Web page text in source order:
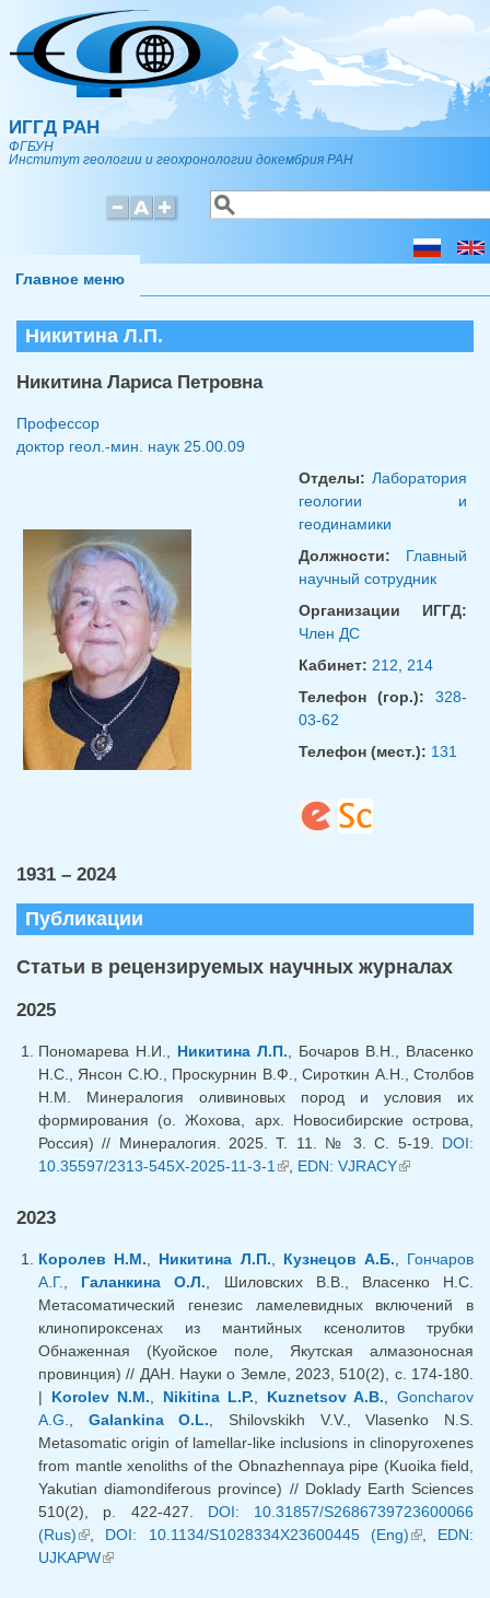
Перейти к основному содержанию
ИГГД РАН
ФГБУН
Институт геологии и геохронологии докембрия РАН
Форма поиска
Поиск
Главное меню
Никитина Л.П.
Никитина Лариса Петровна
Профессор
доктор геол.-мин. наук 25.00.09
Отделы: Лаборатория
геологии и
геодинамики
Должности: Главный
научный сотрудник
Организации ИГГД:
Член ДС
Кабинет: 212
214
Телефон (гор.): 328-
03-62
Телефон (мест.): 131
1931 – 2024
Публикации
Статьи в рецензируемых научных журналах
2025
Пономарева Н.И., Никитина Л.П. , Бочаров В.Н., Власенко
Н.С., Янсон С.Ю., Проскурнин В.Ф., Сироткин А.Н., Столбов
Н.М. Минералогия оливиновых пород и условия их
формирования (о. Жохова, арх. Новосибирские острова,
Россия) // Минералогия. 2025. Т. 11. № 3. С. 5-19. DOI:
10.35597/2313-545X-2025-11-3-1 (внешняя ссылка)
EDN: VJRACY(внешняя
2023
Королев Н.М. Никитина Л.П. Кузнецов А.Б.
Гончаров
А.Г.
Галанкина О.Л. , Шиловских В.В., Власенко Н.С.
Метасоматический генезис ламелевидных включений в
клинопироксенах из мантийных ксенолитов трубки
Обнаженная (Куойское поле, Якутская алмазоносная
провинция) // ДАН. Науки о Земле, 2023, 510(2), с. 174-180.
| Korolev N.M. Nikitina L.P. Kuznetsov A.B. ,Goncharov
A.G.
Galankina O.L. , Shilovskikh V.V., Vlasenko N.S.
Metasomatic origin of lamellar-like inclusions in clinopyroxenes
from mantle xenoliths of the Obnazhennaya pipe (Kuoika field,
Yakutian diamondiferous province) // Doklady Earth Sciences
510(2), p. 422-427. DOI: 10.31857/S2686739723600066
(Rus)(внешняя ссылка)
DOI: 10.1134/S1028334X23600445 (Eng)(внешняя
, EDN:
UJKAPW(внешняя ссылка)